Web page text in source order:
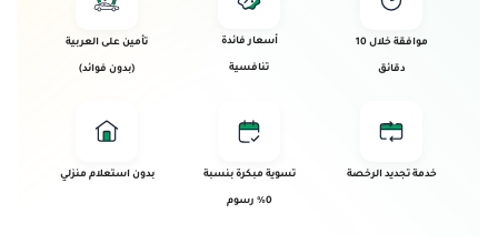
موافقة خلال 10
دقائق
أسعار فائدة
تنافسية
تأمين على العربية
(بدون فوائد)
خدمة تجديد الرخصة تسوية مبكرة بنسبة
0% رسوم
بدون استعلام منزلي